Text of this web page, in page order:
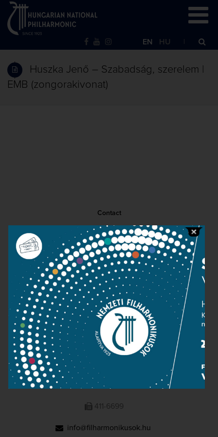
EN HU
Huszka Jenő – Szabadság, szerelem |
EMB (zongorakivonat)
Contact
Public information
Press room
Terms and privacy
Imprint
NATIONAL PHILHARMONIC
1095 Budapest, Komor Marcell u. 1. (Müpa)
411-6600
411-6699
info@filharmonikusok.hu